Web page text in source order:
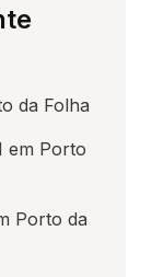
da Folha
em Porto
Porto da